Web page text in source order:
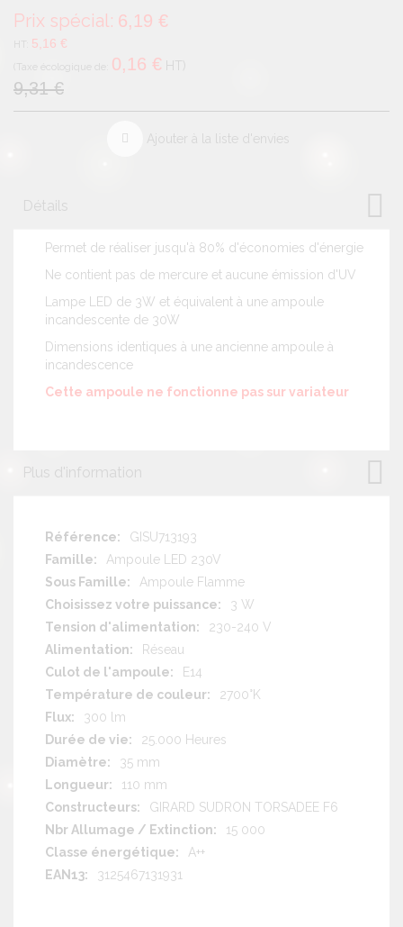
Prix spécial 6,19 €
5,16 €
0,16 € HT
9,31 €
Ajouter à la liste d'envies
Détails
Permet de réaliser jusqu'à 80% d'économies d'énergie
Ne contient pas de mercure et aucune émission d'UV
Lampe LED de 3W et équivalent à une ampoule
incandescente de 30W
Dimensions identiques à une ancienne ampoule à
incandescence
Cette ampoule ne fonctionne pas sur variateur
Plus d'information
Plus
d'information
GISU713193
Ampoule LED 230V
Ampoule Flamme
3 W
230-240 V
Réseau
E14
2700°K
300 lm
25.000 Heures
35 mm
110 mm
GIRARD SUDRON TORSADEE F6
15 000
A++
3125467131931